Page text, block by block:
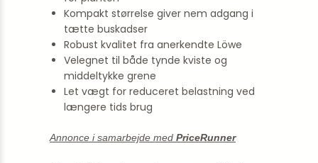
Kompakt størrelse giver nem adgang i
tætte buskadser
Robust kvalitet fra anerkendte Löwe
Velegnet til både tynde kviste og
middeltykke grene
Let vægt for reduceret belastning ved
længere tids brug
Annonce i samarbejde med PriceRunner